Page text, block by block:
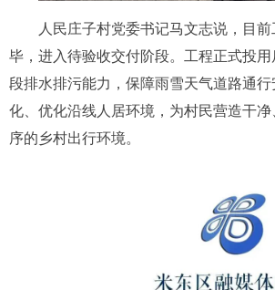
人民庄子村党委书记马文志说，目
毕，进入待验收交付阶段。工程正式投
段排水排污能力，保障雨雪天气道路通
化、优化沿线人居环境，为村民营造干
序的乡村出行环境。